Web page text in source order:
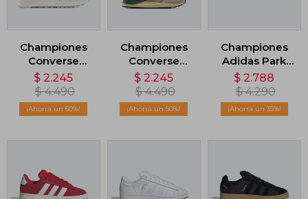
Championes
Converse
Wave Trainer -
Blanco
$ 2.245
$ 4.490
50
Championes
Converse
Wave Trainer
Peak Style -
Gris
$ 2.245
$ 4.490
50
Championes
Adidas Park
ST - Blanco
$ 2.788
$ 4.290
35